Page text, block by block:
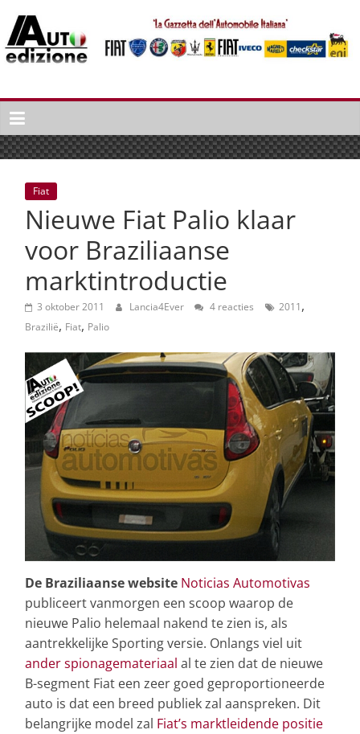
naar
inhoud
Auto
Edizione
La
Gazetta
dell'Automobile
Italiana
autonieuws
lifestyle
Fiat
Nieuwe Fiat Palio klaar
voor Braziliaanse
marktintroductie
3 oktober 2011 Lancia4Ever 4 reacties 2011,
Brazilië, Fiat, Palio
De Braziliaanse website Noticias Automotivas
publiceert vanmorgen een scoop waarop de
nieuwe Palio helemaal nakend te zien is, als
aantrekkelijke Sporting versie. Onlangs viel uit
ander spionagemateriaal al te zien dat de nieuwe
B-segment Fiat een zeer goed geproportioneerde
auto is dat een breed publiek zal aanspreken. Dit
belangrijke model zal Fiat’s marktleidende positie